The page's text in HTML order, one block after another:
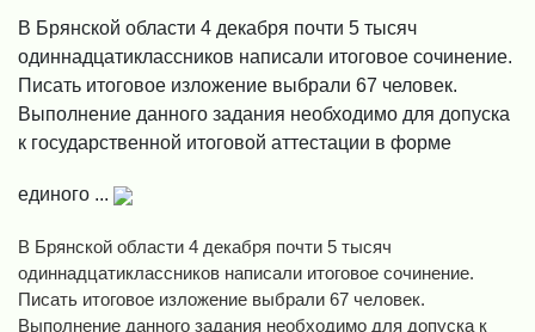
В Брянской области 4 декабря почти 5 тысяч
одиннадцатиклассников написали итоговое сочинение.
Писать итоговое изложение выбрали 67 человек.
Выполнение данного задания необходимо для допуска
к государственной итоговой аттестации в форме
единого ...
В Брянской области 4 декабря почти 5 тысяч
одиннадцатиклассников написали итоговое сочинение.
Писать итоговое изложение выбрали 67 человек.
Выполнение данного задания необходимо для допуска к